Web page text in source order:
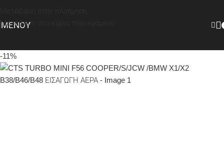
Μετάβαση στο κύριο περιεχόμενο
ΜΕΝΟΎ
-11%